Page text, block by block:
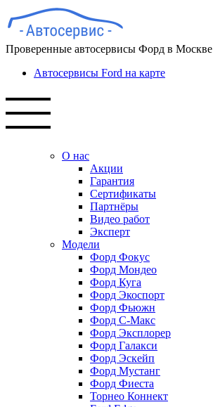
Проверенные автосервисы Форд в Москве
Автосервисы Ford на карте
О нас
Акции
Гарантия
Сертификаты
Партнёры
Видео работ
Эксперт
Модели
Форд Фокус
Форд Мондео
Форд Куга
Форд Экоспорт
Форд Фьюжн
Форд С-Макс
Форд Эксплорер
Форд Галакси
Форд Эскейп
Форд Мустанг
Форд Фиеста
Торнео Коннект